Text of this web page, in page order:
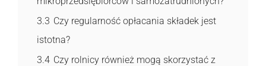
3.3 Czy regularność opłacania składek jest
istotna?
3.4 Czy rolnicy również mogą skorzystać z